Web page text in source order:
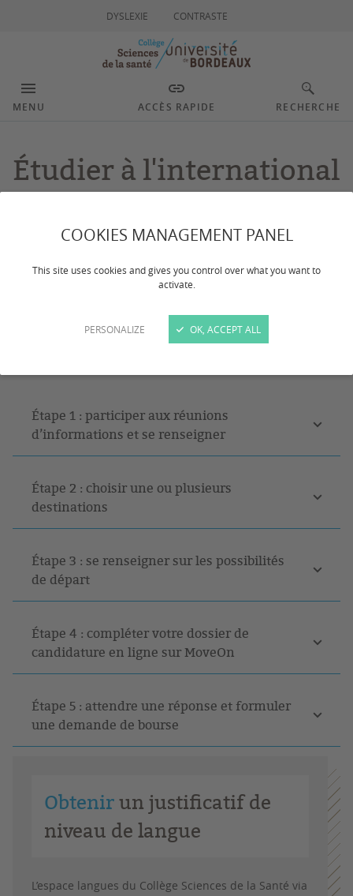
COOKIES MANAGEMENT PANEL
This site uses cookies and gives you control over what you want to
activate.
PERSONALIZE OK, ACCEPT ALL
DYSLEXIE CONTRASTE
MENU ACCÈS RAPIDE RECHERCHE
Étudier à l'international
Les étapes à connaitre pour
Étape 1 : participer aux réunions
d’informations et se renseigner
Étape 2 : choisir une ou plusieurs
destinations
Étape 3 : se renseigner sur les possibilités
de départ
Étape 4 : compléter votre dossier de
candidature en ligne sur MoveOn
Étape 5 : attendre une réponse et formuler
une demande de bourse
Obtenirun justificatif de
niveau de langue
L’espace langues du Collège Sciences de la Santé via